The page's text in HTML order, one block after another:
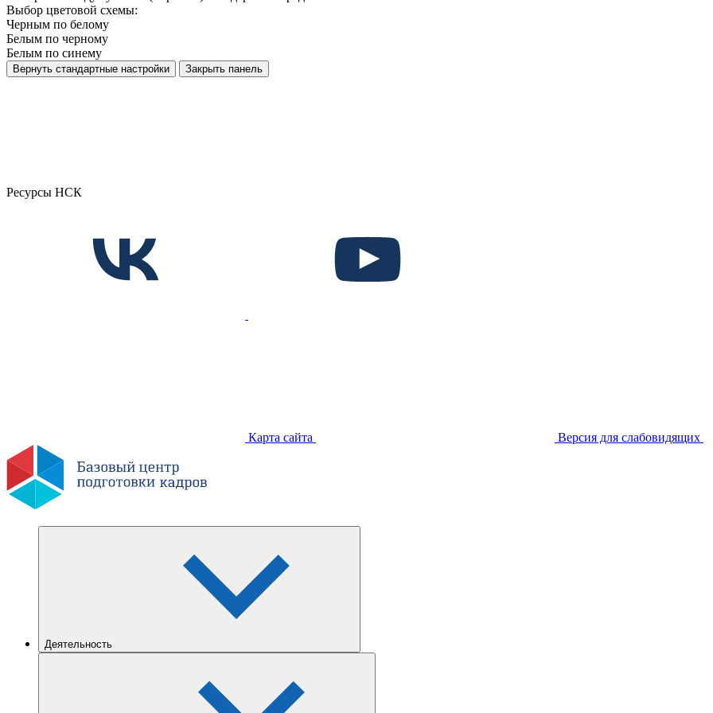
Выбор цветовой схемы:
Черным по белому
Белым по черному
Белым по синему
Вернуть стандартные настройки Закрыть панель
Ресурсы НСК
Карта сайта Версия для слабовидящих
Деятельность